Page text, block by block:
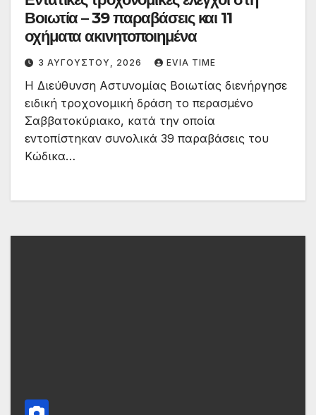
Βοιωτία – 39 παραβάσεις και 11
οχήματα ακινητοποιημένα
3 ΑΥΓΟΎΣΤΟΥ, 2026 EVIA TIME
Η Διεύθυνση Αστυνομίας Βοιωτίας διενήργησε
ειδική τροχονομική δράση το περασμένο
Σαββατοκύριακο, κατά την οποία
εντοπίστηκαν συνολικά 39 παραβάσεις του
Κώδικα…